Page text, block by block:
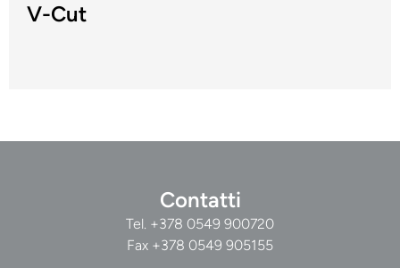
V-Cut
Contatti
Tel. +378 0549 900720
Fax +378 0549 905155